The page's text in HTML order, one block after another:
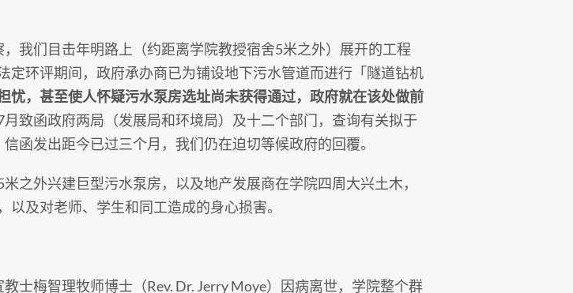
我们目击年明路上（约距离学院教授宿舍5米之外）展开的工程
定环评期间，政府承办商已为铺设地下污水管道而进行「隧道钻机
忧，甚至使人怀疑污水泵房选址尚未获得通过，政府就在该处做前
致函政府两局（发展局和环境局）及十二个部门，查询有关拟于
函发出距今已过三个月，我们仍在迫切等候政府的回覆。
之外兴建巨型污水泵房，以及地产发展商在学院四周大兴土木，
以及对老师、学生和同工造成的身心损害。
士梅智理牧师博士（Rev. Dr. Jerry Moye）因病离世，学院整个群